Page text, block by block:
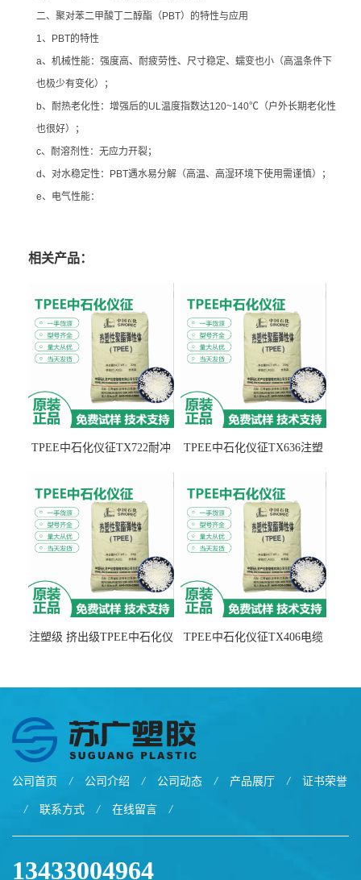
二、聚对苯二甲酸丁二醇酯（PBT）的特性与应用
1、PBT的特性
a、机械性能：强度高、耐疲劳性、尺寸稳定、蠕变也小（高温条件下
也极少有变化）；
b、耐热老化性：增强后的UL温度指数达120~140℃（户外长期老化性
也很好）；
c、耐溶剂性：无应力开裂；
d、对水稳定性：PBT遇水易分解（高温、高湿环境下使用需谨慎）；
e、电气性能：
相关产品：
TPEE中石化仪征TX722耐冲
TPEE中石化仪征TX636注塑
注塑级 挤出级TPEE中石化仪
TPEE中石化仪征TX406电缆
公司首页 / 公司介绍 / 公司动态 / 产品展厅 / 证书荣誉
/ 联系方式 / 在线留言 /
13433004964